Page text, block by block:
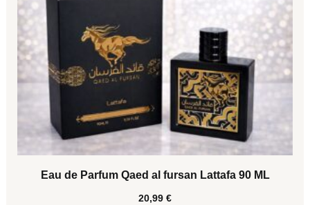
Eau de Parfum Qaed al fursan Lattafa 90 ML
20,99 €